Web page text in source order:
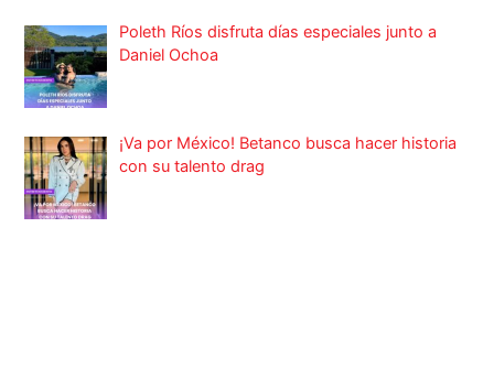
Poleth Ríos disfruta días especiales junto a
Daniel Ochoa
¡Va por México! Betanco busca hacer historia
con su talento drag